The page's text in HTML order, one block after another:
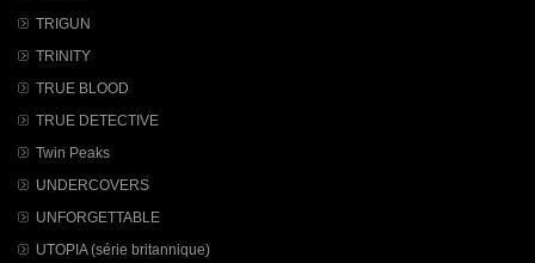
TRIGUN
TRINITY
TRUE BLOOD
TRUE DETECTIVE
Twin Peaks
UNDERCOVERS
UNFORGETTABLE
UTOPIA (série britannique)